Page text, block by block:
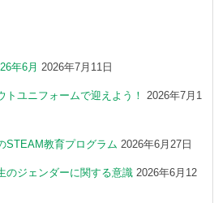
年6月 2026年7月11日
ユニフォームで迎えよう！
2026年7月1
STEAM教育プログラム 2026年6月27日
のジェンダーに関する意識 2026年6月12